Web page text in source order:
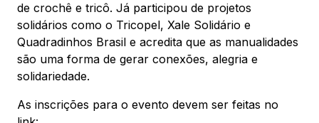
de crochê e tricô. Já participou de projetos
solidários como o Tricopel, Xale Solidário e
Quadradinhos Brasil e acredita que as manualidades
são uma forma de gerar conexões, alegria e
solidariedade.
As inscrições para o evento devem ser feitas no